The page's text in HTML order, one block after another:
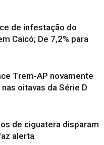
de infestação do
Caicó; De 7,2% para
Trem-AP novamente
oitavas da Série D
de ciguatera disparam
alerta